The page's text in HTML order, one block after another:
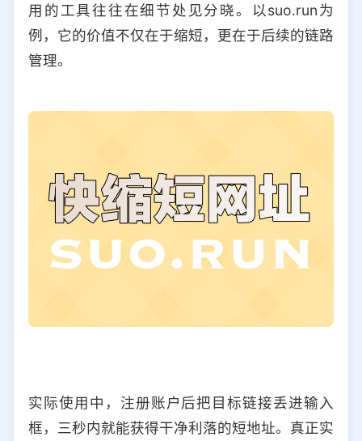
用的工具往往在细节处见分晓。以suo.run为
例，它的价值不仅在于缩短，更在于后续的链路
管理。
实际使用中，注册账户后把目标链接丢进输入
框，三秒内就能获得干净利落的短地址。真正实